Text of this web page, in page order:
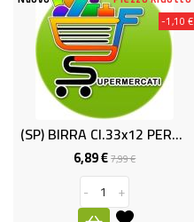
PROMO
-1,10 €
(SP) BIRRA Cl.33x12 PERONI
6,89 €Prezzo
base
7,99 €Prezzo
-
+